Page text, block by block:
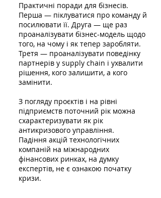
Практичні поради для бізнесів.
Перша — піклуватися про команду й
посилювати її. Друга — ще раз
проаналізувати бізнес-модель щодо
того, на чому і як тепер заробляти.
Третя — проаналізувати поведінку
партнерів у supply chain і ухвалити
рішення, кого залишити, а кого
замінити.
З погляду проєктів і на рівні
підприємств поточний рік можна
схарактеризувати як рік
антикризового управління.
Падіння акцій технологічних
компаній на міжнародних
фінансових ринках, на думку
експертів, не є ознакою початку
кризи.